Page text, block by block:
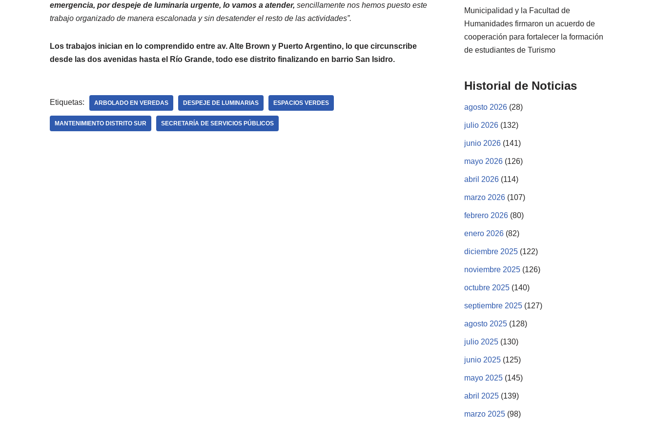
emergencia, por despeje de luminaria urgente, lo vamos a atender, sencillamente nos hemos puesto este
trabajo organizado de manera escalonada y sin desatender el resto de las actividades”.
Los trabajos inician en lo comprendido entre av. Alte Brown y Puerto Argentino, lo que circunscribe
desde las dos avenidas hasta el Río Grande, todo ese distrito finalizando en barrio San Isidro.
Etiquetas: ARBOLADO EN VEREDAS DESPEJE DE LUMINARIAS ESPACIOS VERDES
MANTENIMIENTO DISTRITO SUR SECRETARÍA DE SERVICIOS PÚBLICOS
Municipalidad y la Facultad de
Humanidades firmaron un acuerdo de
cooperación para fortalecer la formación
de estudiantes de Turismo
Historial de Noticias
agosto 2026 (28)
julio 2026 (132)
junio 2026 (141)
mayo 2026 (126)
abril 2026 (114)
marzo 2026 (107)
febrero 2026 (80)
enero 2026 (82)
diciembre 2025 (122)
noviembre 2025 (126)
octubre 2025 (140)
septiembre 2025 (127)
agosto 2025 (128)
julio 2025 (130)
junio 2025 (125)
mayo 2025 (145)
abril 2025 (139)
marzo 2025 (98)